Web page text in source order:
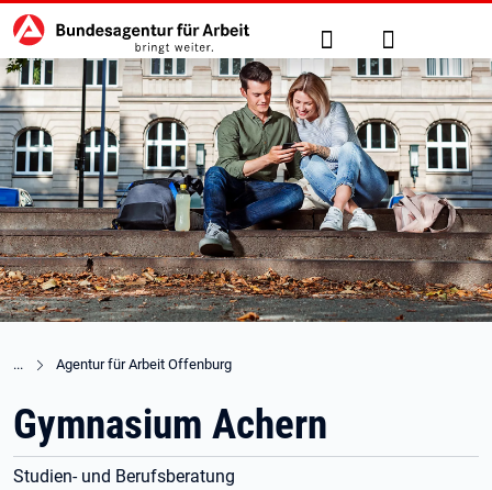
zu den Hauptinhalten springen
Hauptnavigation Suche Anmelden
Agentur für Arbeit Offenburg
Gymnasium Achern
Studien- und Berufsberatung